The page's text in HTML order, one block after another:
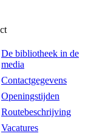
De bibliotheek in de
media
Contactgegevens
Openingstijden
Routebeschrijving
Vacatures